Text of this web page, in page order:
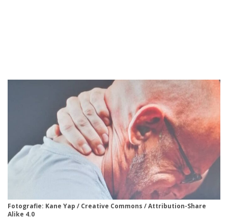
Fotografie: Kane Yap / Creative Commons / Attribution-Share
Alike 4.0